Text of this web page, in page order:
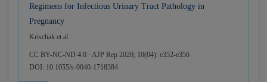
Regimens for Infectious Urinary Tract Pathology in
Pregnancy
Krischak et al.
CC BY-NC-ND 4.0 · AJP Rep 2020; 10(04): e352-e356
DOI: 10.1055/s-0040-1718384